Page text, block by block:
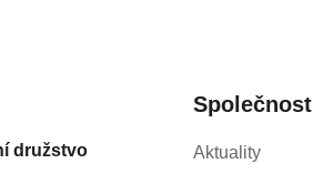
družstvo
Společnost
Aktuality